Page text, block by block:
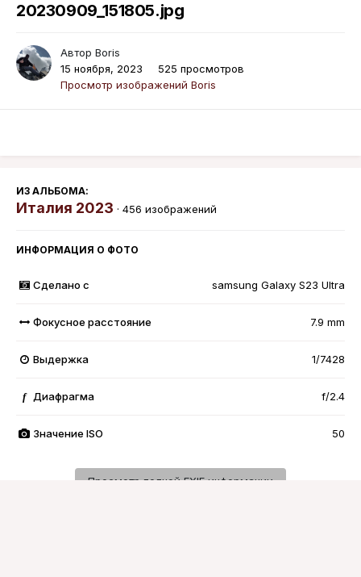
20230909_151805.jpg
Автор Boris
15 ноября, 2023
525 просмотров
Просмотр изображений Boris
ИЗ АЛЬБОМА:
Италия 2023 · 456 изображений
ИНФОРМАЦИЯ О ФОТО
Сделано с samsung Galaxy S23 Ultra
Фокусное расстояние 7.9 mm
Выдержка 1/7428
f Диафрагма f/2.4
Значение ISO 50
Просмотр полной EXIF информации